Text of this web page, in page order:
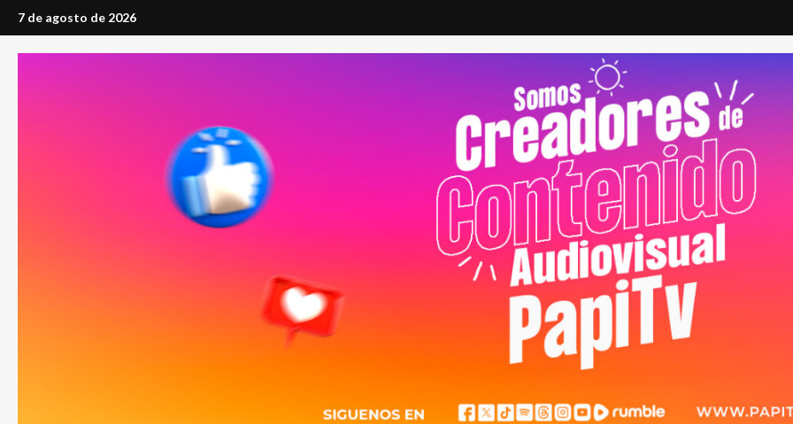
Saltar
al
contenido
7 de agosto de 2026